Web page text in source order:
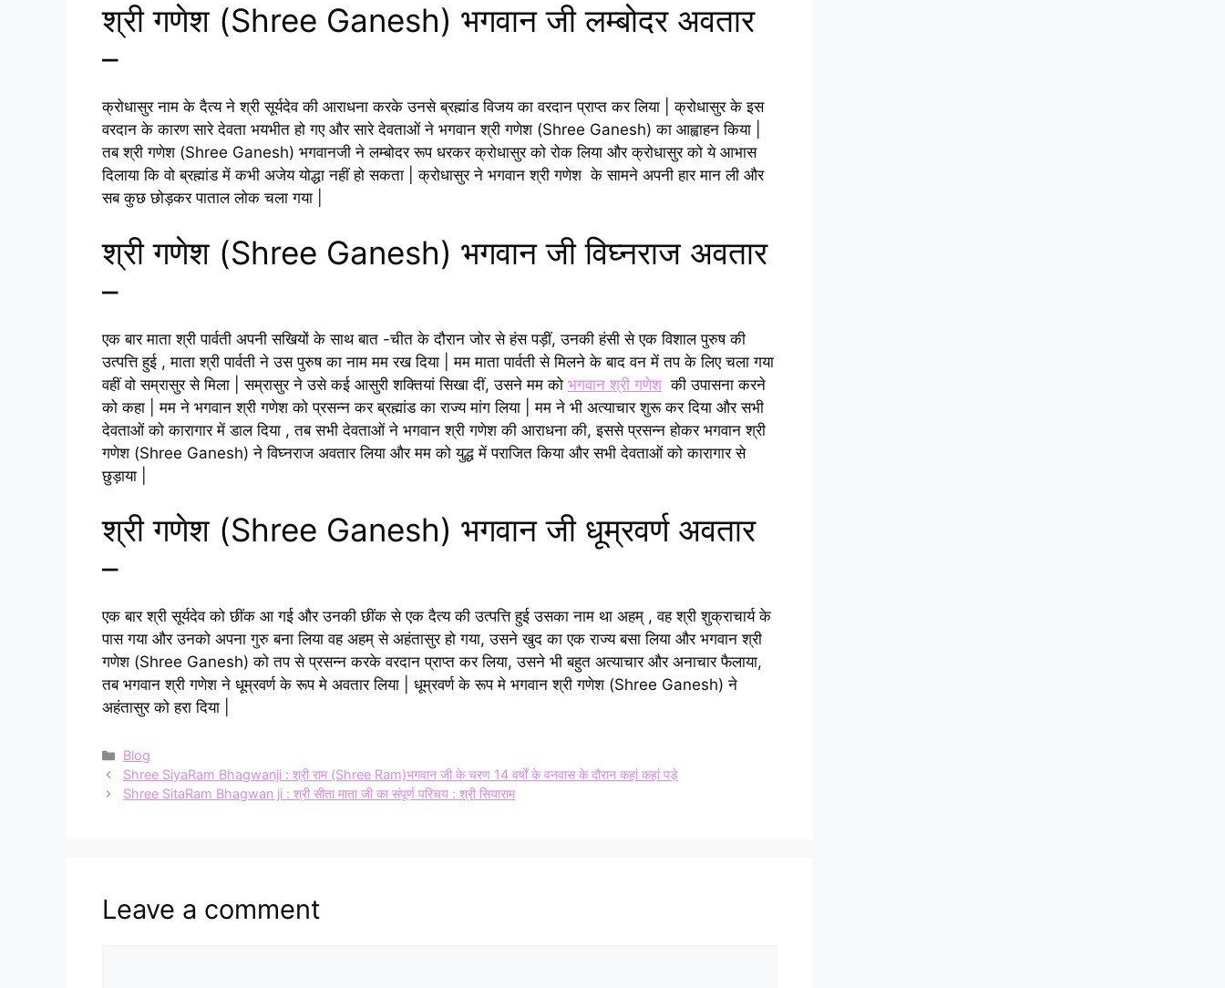
श्री गणेश (Shree Ganesh) भगवान जी लम्बोदर अवतार
–
क्रोधासुर नाम के दैत्य ने श्री सूर्यदेव की आराधना करके उनसे ब्रह्मांड विजय का वरदान प्राप्त कर लिया | क्रोधासुर के इस
वरदान के कारण सारे देवता भयभीत हो गए और सारे देवताओं ने भगवान श्री गणेश (Shree Ganesh) का आह्वाहन किया |
तब श्री गणेश (Shree Ganesh) भगवानजी ने लम्बोदर रूप धरकर क्रोधासुर को रोक लिया और क्रोधासुर को ये आभास
दिलाया कि वो ब्रह्मांड में कभी अजेय योद्धा नहीं हो सकता | क्रोधासुर ने भगवान श्री गणेश के सामने अपनी हार मान ली और
सब कुछ छोड़कर पाताल लोक चला गया |
श्री गणेश (Shree Ganesh) भगवान जी विघ्नराज अवतार
–
एक बार माता श्री पार्वती अपनी सखियों के साथ बात -चीत के दौरान जोर से हंस पड़ीं, उनकी हंसी से एक विशाल पुरुष की
उत्पत्ति हुई , माता श्री पार्वती ने उस पुरुष का नाम मम रख दिया | मम माता पार्वती से मिलने के बाद वन में तप के लिए चला गया
वहीं वो सम्रासुर से मिला | सम्रासुर ने उसे कई आसुरी शक्तियां सिखा दीं, उसने मम को भगवान श्री गणेश की उपासना करने
को कहा | मम ने भगवान श्री गणेश को प्रसन्न कर ब्रह्मांड का राज्य मांग लिया | मम ने भी अत्याचार शुरू कर दिया और सभी
देवताओं को कारागार में डाल दिया , तब सभी देवताओं ने भगवान श्री गणेश की आराधना की, इससे प्रसन्न होकर भगवान श्री
गणेश (Shree Ganesh) ने विघ्नराज अवतार लिया और मम को युद्ध में पराजित किया और सभी देवताओं को कारागार से
छुड़ाया |
श्री गणेश (Shree Ganesh) भगवान जी धूम्रवर्ण अवतार
–
एक बार श्री सूर्यदेव को छींक आ गई और उनकी छींक से एक दैत्य की उत्पत्ति हुई उसका नाम था अहम् , वह श्री शुक्राचार्य के
पास गया और उनको अपना गुरु बना लिया वह अहम् से अहंतासुर हो गया, उसने खुद का एक राज्य बसा लिया और भगवान श्री
गणेश (Shree Ganesh) को तप से प्रसन्न करके वरदान प्राप्त कर लिया, उसने भी बहुत अत्याचार और अनाचार फैलाया,
तब भगवान श्री गणेश ने धूम्रवर्ण के रूप मे अवतार लिया | धूम्रवर्ण के रूप मे भगवान श्री गणेश (Shree Ganesh) ने
अहंतासुर को हरा दिया |
Categories
Blog
Shree SiyaRam Bhagwanji : श्री राम (Shree Ram)भगवान जी के चरण 14 वर्षों के वनवास के दौरान कहां कहां पड़े
Shree SitaRam Bhagwan ji : श्री सीता माता जी का संपूर्ण परिचय : श्री सियाराम
Leave a comment